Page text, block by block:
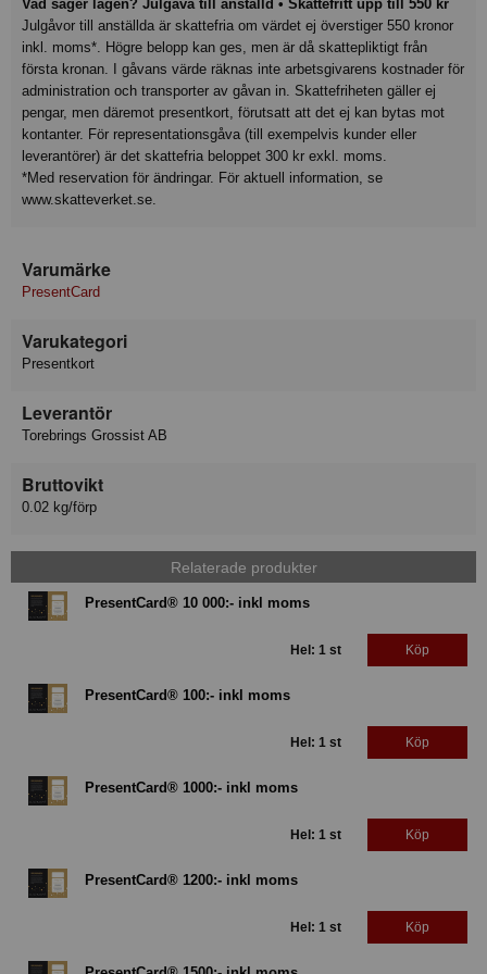
Vad säger lagen? Julgåva till anställd • Skattefritt upp till 550 kr
Julgåvor till anställda är skattefria om värdet ej överstiger 550 kronor
inkl. moms*. Högre belopp kan ges, men är då skattepliktigt från
första kronan. I gåvans värde räknas inte arbetsgivarens kostnader för
administration och transporter av gåvan in. Skattefriheten gäller ej
pengar, men däremot presentkort, förutsatt att det ej kan bytas mot
kontanter. För representationsgåva (till exempelvis kunder eller
leverantörer) är det skattefria beloppet 300 kr exkl. moms.
*Med reservation för ändringar. För aktuell information, se
www.skatteverket.se.
Varumärke
PresentCard
Varukategori
Presentkort
Leverantör
Torebrings Grossist AB
Bruttovikt
0.02 kg/förp
Relaterade produkter
PresentCard® 10 000:- inkl moms
Hel: 1 st Köp
PresentCard® 100:- inkl moms
Hel: 1 st Köp
PresentCard® 1000:- inkl moms
Hel: 1 st Köp
PresentCard® 1200:- inkl moms
Hel: 1 st Köp